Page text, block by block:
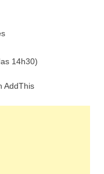
14h30)